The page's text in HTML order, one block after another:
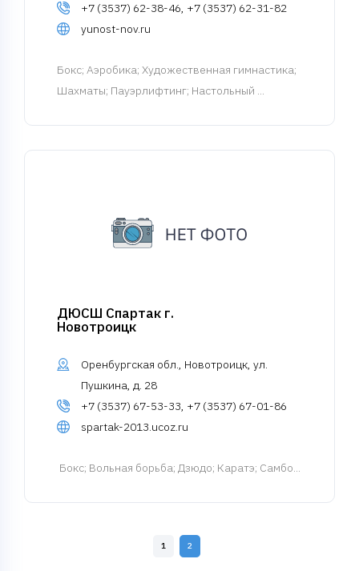
+7 (3537) 62-38-46, +7 (3537) 62-31-82
yunost-nov.ru
Бокс; Аэробика; Художественная гимнастика;
Шахматы; Пауэрлифтинг; Настольный ...
ДЮСШ Спартак г.
Новотроицк
Оренбургская обл., Новотроицк, ул.
Пушкина, д. 28
+7 (3537) 67-53-33, +7 (3537) 67-01-86
spartak-2013.ucoz.ru
Бокс; Вольная борьба; Дзюдо; Каратэ; Самбо...
1 2